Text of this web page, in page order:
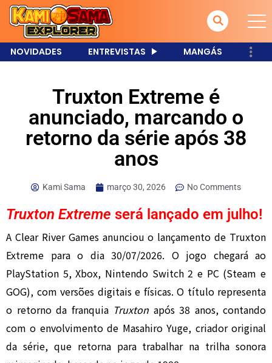
NOVIDADES ENTREVISTAS MANGÁS
Truxton Extreme é
anunciado, marcando o
retorno da série após 38
anos
Kami Sama março 30, 2026 No Comments
Truxton Extreme será lançado em julho!
A Clear River Gamesanunciou o lançamento de Truxton
Extreme para o dia 30/07/2026. O jogo chegará ao
PlayStation 5, Xbox, Nintendo Switch 2 e PC (Steam e
GOG), com versões digitais e físicas. O título representa
o retorno da franquia Truxton após 38 anos, contando
com o envolvimento de Masahiro Yuge, criador original
da série, que retorna para trabalhar na trilha sonora